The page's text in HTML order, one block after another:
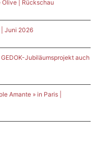
| Rückschau
Juni 2026
Jubiläumsprojekt auch
Amante » in Paris |